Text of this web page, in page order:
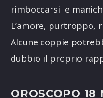
rimboccarsi le
L’amore, purtroppo,
Alcune coppie
dubbio il proprio
OROSCOPO 18